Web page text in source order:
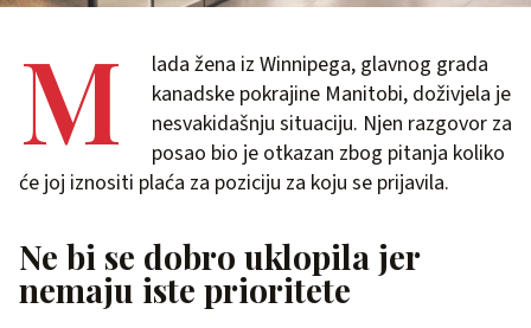
M
lada žena iz Winnipega, glavnog grada
kanadske pokrajine Manitobi, doživjela je
nesvakidašnju situaciju. Njen razgovor za
posao bio je otkazan zbog pitanja koliko
će joj iznositi plaća za poziciju za koju se prijavila.
Ne bi se dobro uklopila jer
nemaju iste prioritete